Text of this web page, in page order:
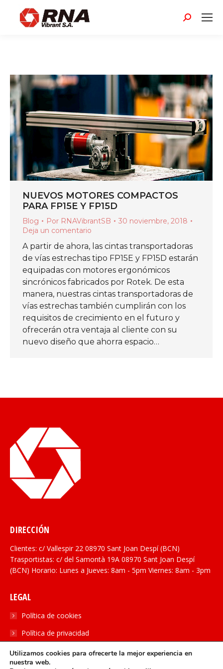
Buscar:
NUEVOS MOTORES COMPACTOS
PARA FP15E Y FP15D
Blog Por RNAVibrantSB
30 noviembre, 2018
Deja un comentario
A partir de ahora, las cintas transportadoras
de vías estrechas tipo FP15E y FP15D estarán
equipadas con motores ergonómicos
sincrónicos fabricados por Rotek. De esta
manera, nuestras cintas transportadoras de
vías estrechas también cumplirán con los
requisitos de crecimiento en el futuro y
ofrecerán otra ventaja al cliente con su
nuevo diseño que ahorra espacio…
DIRECCIÓN
Clientes: c/ Vallespir 22 08970 Sant Joan Despí (BCN)
Trasportistas: c/ del Samontà 19A 08970 Sant Joan Despí
(BCN) Horario: Lunes a Jueves: 8am - 5pm Viernes: 8am - 3pm
LEGAL
Política de cookies
Política de privacidad
SOCIAL
Utilizamos cookies para ofrecerte la mejor experiencia en
nuestra web.